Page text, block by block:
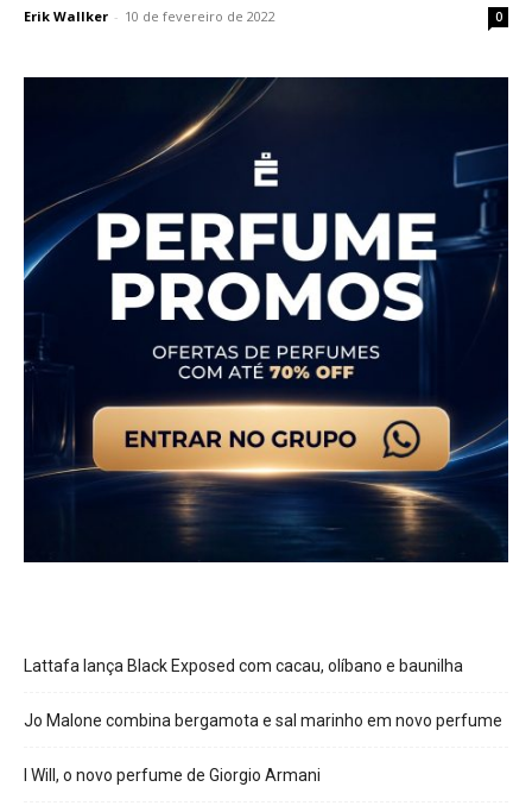
Erik Wallker - 10 de fevereiro de 2022 0
Lattafa lança Black Exposed com cacau, olíbano e baunilha
Jo Malone combina bergamota e sal marinho em novo perfume
I Will, o novo perfume de Giorgio Armani